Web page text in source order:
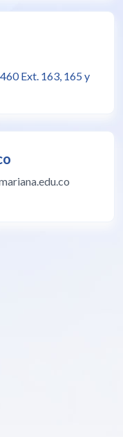
Ext. 163, 165 y